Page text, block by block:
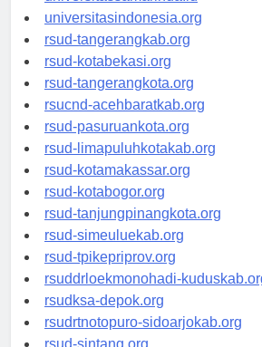
universitassamarinda.id
universitasindonesia.org
rsud-tangerangkab.org
rsud-kotabekasi.org
rsud-tangerangkota.org
rsucnd-acehbaratkab.org
rsud-pasuruankota.org
rsud-limapuluhkotakab.org
rsud-kotamakassar.org
rsud-kotabogor.org
rsud-tanjungpinangkota.org
rsud-simeuluekab.org
rsud-tpikepriprov.org
rsuddrloekmonohadi-kuduskab.org
rsudksa-depok.org
rsudrtnotopuro-sidoarjokab.org